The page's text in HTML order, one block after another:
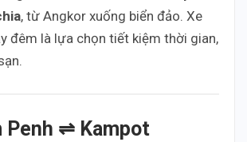
, từ Angkor xuống biển đảo. Xe
đêm là lựa chọn tiết kiệm thời gian,
Penh ⇌ Kampot